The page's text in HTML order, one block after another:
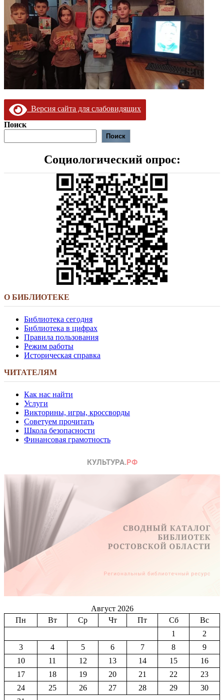
Версия сайта для слабовидящих
Поиск
Поиск
Социологический опрос:
О БИБЛИОТЕКЕ
Библиотека сегодня
Библиотека в цифрах
Правила пользования
Режим работы
Историческая справка
ЧИТАТЕЛЯМ
Как нас найти
Услуги
Викторины, игры, кроссворды
Советуем прочитать
Школа безопасности
Финансовая грамотность
Август 2026
Пн
Вт Ср Чт Пт Сб
Вс
1
2
3
4 5 6 7 8
9
10
11 12 13 14 15
16
17
18 19 20 21 22
23
24
25 26 27 28 29
30